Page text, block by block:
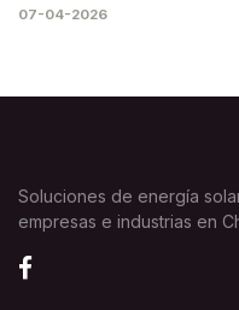
07-04-2026
Soluciones de energía
empresas e industrias en